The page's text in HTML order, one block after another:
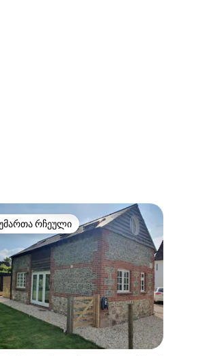
5‑დან 4,8, 135 მიმოხილვა
რჩეული მოწინავე ვარიანტი
რჩეული